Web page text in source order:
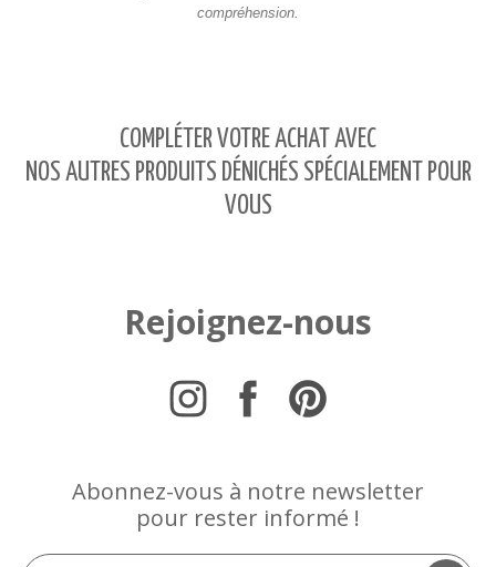
compréhension.
COMPLÉTER VOTRE ACHAT AVEC
NOS AUTRES PRODUITS DÉNICHÉS SPÉCIALEMENT POUR
VOUS
Rejoignez-nous
Abonnez-vous à notre newsletter
pour rester informé !